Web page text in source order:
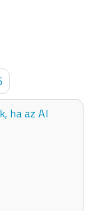
ha az AI